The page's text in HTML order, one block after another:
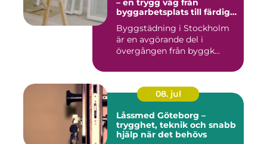
– en trygg väg från
byggarbetsplats till färdig
Byggstädning i Stockholm
är en avgörande del i
övergången från byggk...
08. jul
Låssmed Göteborg –
trygghet, teknik och snabb
hjälp när det behövs